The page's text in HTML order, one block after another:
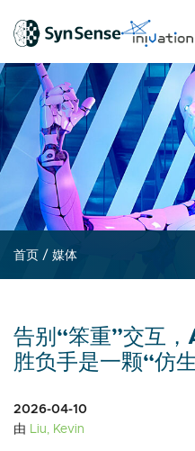
首页 / 媒体
告别“笨重”交互，
胜负手是一颗“仿
2026-04-10
由 Liu, Kevin